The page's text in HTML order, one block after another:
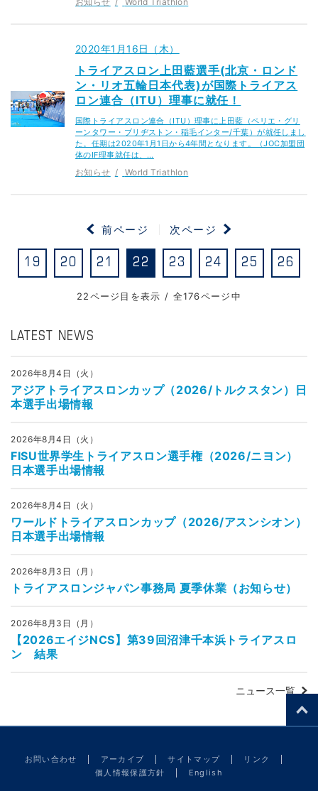
2020年1月16日（木）
トライアスロン上田藍選手(北京・ロンド
ン・リオ五輪日本代表)が国際トライアス
ロン連合（ITU）理事に就任！
国際トライアスロン連合（ITU）理事に上田藍（ペリエ・グリ
ーンタワー・ブリヂストン・稲毛インター/千葉）が就任しまし
た。任期は2020年1月1日から4年間となります。（JOC加盟団
体のIF理事就任は、…
お知らせ World Triathlon
22ページ目を表示 / 全176ページ中
前ページ
19 20 21 22 23 24 25 26
次ページ
LATEST NEWS
2026年8月4日（火）
アジアトライアスロンカップ（2026/トルクスタン）日
本選手出場情報
2026年8月4日（火）
FISU世界学生トライアスロン選手権（2026/ニヨン）
日本選手出場情報
2026年8月4日（火）
ワールドトライアスロンカップ（2026/アスンシオン）
日本選手出場情報
2026年8月3日（月）
トライアスロンジャパン事務局 夏季休業（お知らせ）
2026年8月3日（月）
【2026エイジNCS】第39回沼津千本浜トライアスロ
ン 結果
ニュース一覧
お問い合わせ アーカイブ サイトマップ
リンク
個人情報保護方針
English